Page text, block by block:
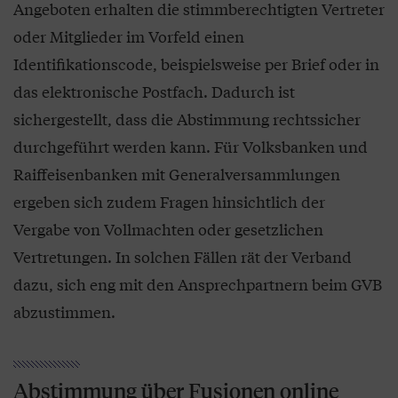
Angeboten erhalten die stimmberechtigten Vertreter
oder Mitglieder im Vorfeld einen
Identifikationscode, beispielsweise per Brief oder in
das elektronische Postfach. Dadurch ist
sichergestellt, dass die Abstimmung rechtssicher
durchgeführt werden kann. Für Volksbanken und
Raiffeisenbanken mit Generalversammlungen
ergeben sich zudem Fragen hinsichtlich der
Vergabe von Vollmachten oder gesetzlichen
Vertretungen. In solchen Fällen rät der Verband
dazu, sich eng mit den Ansprechpartnern beim GVB
abzustimmen.
Abstimmung über Fusionen online